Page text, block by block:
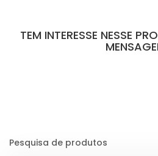
TEM INTERESSE NESSE
Pesquisa de produtos